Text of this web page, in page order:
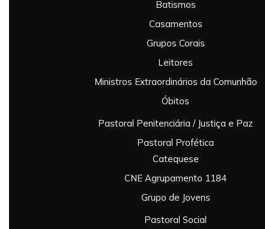
Batismos
Casamentos
Grupos Corais
Leitores
Ministros Extraordinários da Comunhão
Óbitos
Pastoral Penitenciária / Justiça e Paz
Pastoral Profética
Catequese
CNE Agrupamento 1184
Grupo de Jovens
Pastoral Social